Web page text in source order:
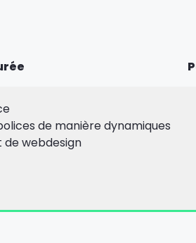
de manière dynamiques
webdesign